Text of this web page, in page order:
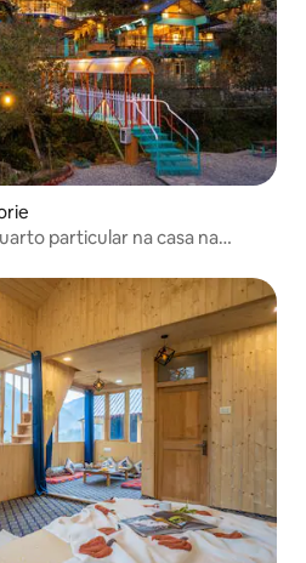
particular na casa na